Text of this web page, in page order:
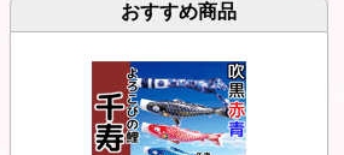
おすすめ商品